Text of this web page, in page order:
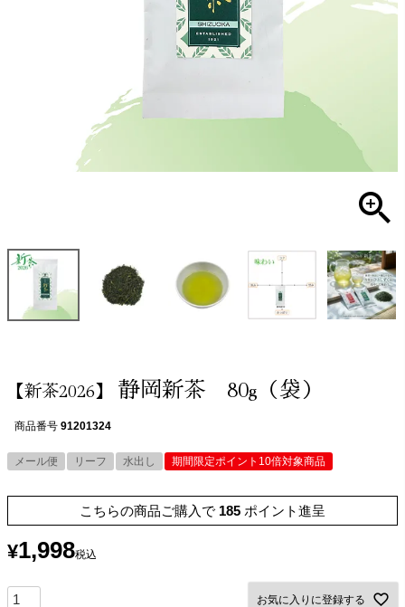
【新茶2026】 静岡新茶 80g（袋）
商品番号 91201324
メール便 リーフ 水出し 期間限定ポイント10倍対象商品
こちらの商品ご購入で 185 ポイント進呈
¥1,998税込
お気に入りに登録する